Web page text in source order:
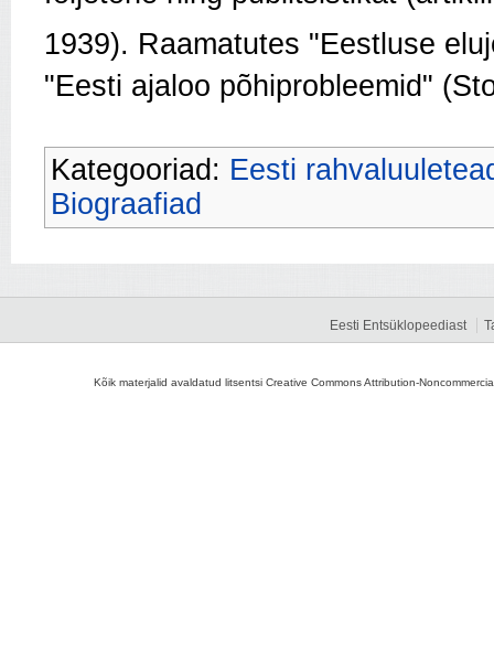
1939). Raamatutes "Eestluse
"Eesti ajaloo põhiprobleemid"
Kategooriad: Eesti
Biograafiad
Eesti Entsüklopeediast
Kõik materjalid avaldatud litsentsi Creative Commons Attribution-